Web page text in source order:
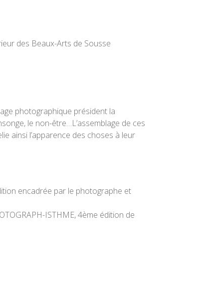
des Beaux-Arts de Sousse
photographique président la
le non-être…L’assemblage de ces
ainsi l’apparence des choses à leur
encadrée par le photographe et
ISTHME, 4ème édition de